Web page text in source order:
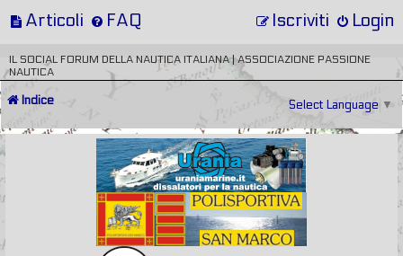
Articoli FAQ Login
Iscriviti
IL SOCIAL FORUM DELLA NAUTICA ITALIANA | ASSOCIAZIONE PASSIONE
NAUTICA
Indice Select Language ▼